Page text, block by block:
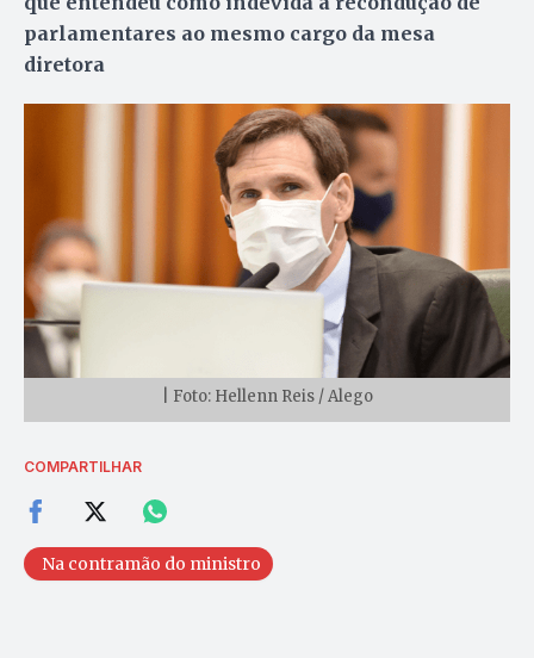
parlamentares ao mesmo cargo da mesa
diretora
| Foto: Hellenn Reis / Alego
COMPARTILHAR
Na contramão do ministro